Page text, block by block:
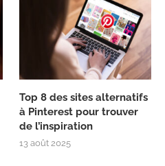
Top 8 des sites alternatifs
à Pinterest pour trouver
de l’inspiration
13 août 2025